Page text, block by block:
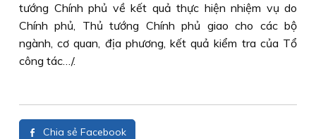
tướng Chính phủ về kết quả thực hiện nhiệm vụ do
Chính phủ, Thủ tướng Chính phủ giao cho các bộ
ngành, cơ quan, địa phương, kết quả kiểm tra của Tổ
công tác…/.
Chia sẻ Facebook